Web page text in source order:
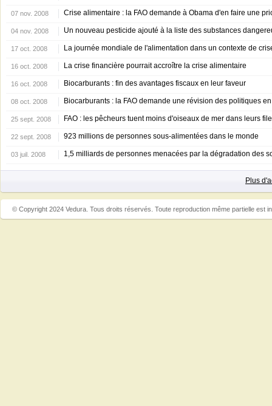
07 nov. 2008 Crise alimentaire : la FAO demande à Obama d'en faire une
04 nov. 2008 Un nouveau pesticide ajouté à la liste des substances
17 oct. 2008 La journée mondiale de l'alimentation dans un contexte de
16 oct. 2008 La crise financière pourrait accroître la crise alimentaire
16 oct. 2008 Biocarburants : fin des avantages fiscaux en leur faveur
08 oct. 2008 Biocarburants : la FAO demande une révision des politiques
25 sept. 2008 FAO : les pêcheurs tuent moins d'oiseaux de mer dans leurs
22 sept. 2008 923 millions de personnes sous-alimentées dans le monde
03 juil. 2008 1,5 milliards de personnes menacées par la dégradation des
Plus
© Copyright 2024 Vedura. Tous droits réservés. Toute reproduction même partielle est